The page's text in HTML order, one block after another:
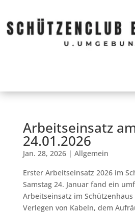
Arbeitseinsatz
24.01.2026
Jan. 28, 2026| Allgemein
Erster Arbeitseinsatz 2026 im
Samstag 24. Januar fand ein
Arbeitseinsatz im
Verlegen von Kabeln, dem